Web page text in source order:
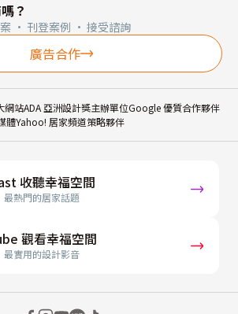
？
· 刊登案例 · 接受諮詢
廣告合作
網站ADA 亞洲設計獎主辦單位Google 優質合作夥伴
體Yahoo! 居家頻道策略夥伴
收聽幸福空間
熱門的居家話題
觀看幸福空間
實用的設計影音